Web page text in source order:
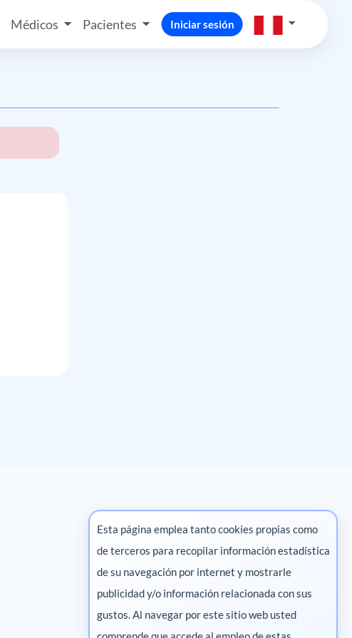
Médicos Pacientes Iniciar sesión
Marketing digital
Pharma
Esta página emplea tanto cookies propias como
de terceros para recopilar información estadística
de su navegación por internet y mostrarle
publicidad y/o información relacionada con sus
gustos. Al navegar por este sitio web usted